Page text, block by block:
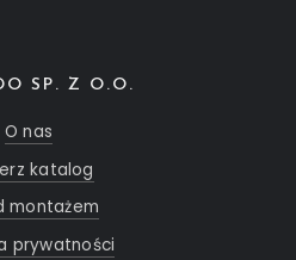
SP. Z O.O.
O nas
katalog
montażem
prywatności